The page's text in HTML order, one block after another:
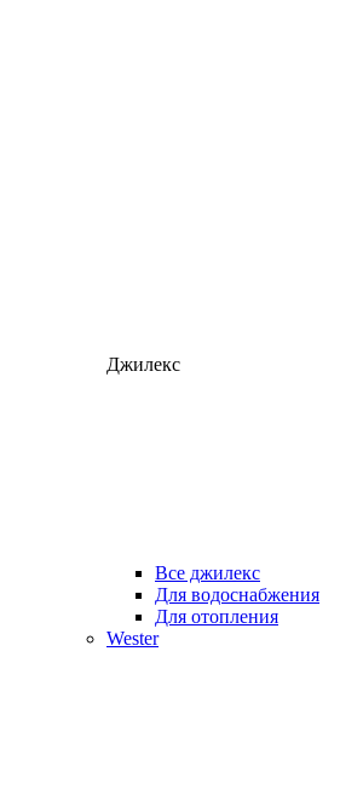
Джилекс
Все джилекс
Для водоснабжения
Для отопления
Wester